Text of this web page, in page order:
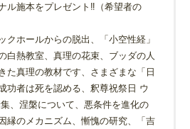
ル施本をプレゼント‼（希望者の
クホールからの脱出、「小空性経」
白熱教室、真理の花束、ブッダの人
た真理の教材です、さまざまな「日
功者は死を認める、釈尊祝祭日 ウ
、涅槃について、悪条件を進化の
縁のメカニズム、慚愧の研究、「吉